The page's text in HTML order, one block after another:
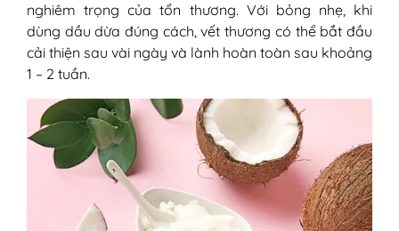
nghiêm trọng của tổn thương. Với bỏng nhẹ, khi
dùng dầu dừa đúng cách, vết thương có thể bắt đầu
cải thiện sau vài ngày và lành hoàn toàn sau khoảng
1 – 2 tuần.